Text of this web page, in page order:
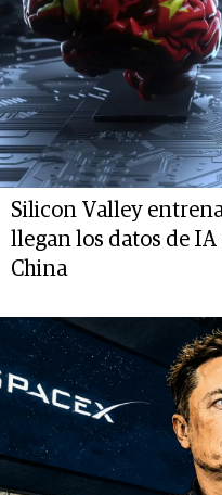
Silicon Valley
llegan los datos de
China